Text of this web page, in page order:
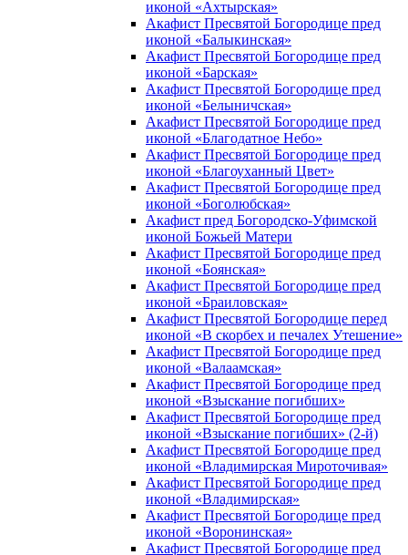
иконой «Ахтырская»
Акафист Пресвятой Богородице пред
иконой «Балыкинская»
Акафист Пресвятой Богородице пред
иконой «Барская»
Акафист Пресвятой Богородице пред
иконой «Белыничская»
Акафист Пресвятой Богородице пред
иконой «Благодатное Небо»
Акафист Пресвятой Богородице пред
иконой «Благоуханный Цвет»
Акафист Пресвятой Богородице пред
иконой «Боголюбская»
Акафист пред Богородско-Уфимской
иконой Божьей Матери
Акафист Пресвятой Богородице пред
иконой «Боянская»
Акафист Пресвятой Богородице пред
иконой «Браиловская»
Акафист Пресвятой Богородице перед
иконой «В скорбех и печалех Утешение»
Акафист Пресвятой Богородице пред
иконой «Валаамская»
Акафист Пресвятой Богородице пред
иконой «Взыскание погибших»
Акафист Пресвятой Богородице пред
иконой «Взыскание погибших» (2-й)
Акафист Пресвятой Богородице пред
иконой «Владимирская Мироточивая»
Акафист Пресвятой Богородице пред
иконой «Владимирская»
Акафист Пресвятой Богородице пред
иконой «Воронинская»
Акафист Пресвятой Богородице пред